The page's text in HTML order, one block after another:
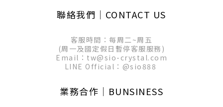
聯絡我們│CONTACT US
客服時間：每周二~周五
(周一及國定假日暫停客服服務)
Email：tw@sio-crystal.com
LINE Official： @sio888
業務合作│BUNSINESS